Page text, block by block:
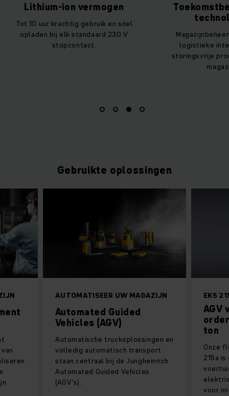
Lithium-ion vermogen
Tot 10 uur krachtig gebruik en snel
opladen bij elk standaard 230 V
stopcontact.
logistieke
storingsvrije
Gebruikte oplossingen
AUTOMATISEER UW MAGAZIJN
Automated Guided
Vehicles (AGV)
Automatische truckoplossingen en
volledig automatisch transport
staan centraal bij de Jungheinrich
Automated Guided Vehicles
(AGV's).
EKS
AGV
ton
Onze
215a
voor